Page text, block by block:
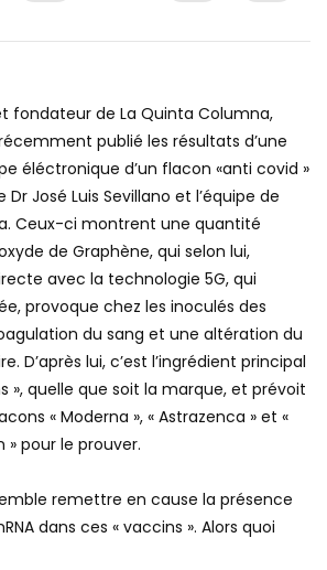
fondateur de La Quinta Columna,
publié les résultats d’une
éléctronique d’un flacon «anti covid »
Dr José Luis Sevillano et l’équipe de
Ceux-ci montrent une quantité
de Graphène, qui selon lui,
avec la technologie 5G, qui
provoque chez les inoculés des
du sang et une altération du
D’après lui, c’est l’ingrédient principal
», quelle que soit la marque, et prévoit
« Moderna », « Astrazenca » et «
» pour le prouver.
remettre en cause la présence
dans ces « vaccins ». Alors quoi